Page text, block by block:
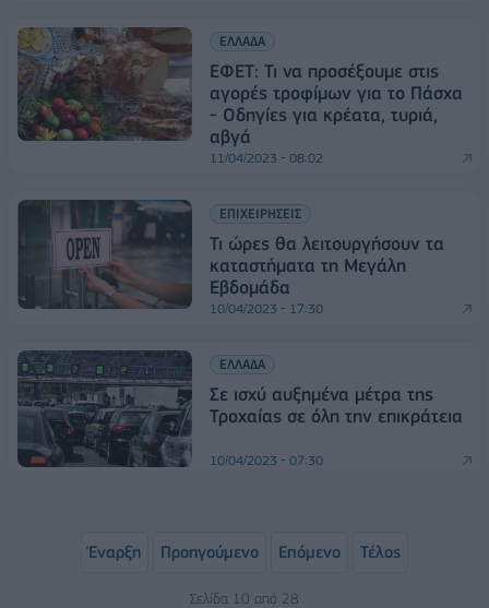
ΕΛΛΑΔΑ
ΕΦΕΤ: Τι να προσέξουμε στις
αγορές τροφίμων για το Πάσχα
- Οδηγίες για κρέατα, τυριά,
αβγά
11/04/2023 - 08:02
ΕΠΙΧΕΙΡΗΣΕΙΣ
Τι ώρες θα λειτουργήσουν τα
καταστήματα τη Μεγάλη
Εβδομάδα
10/04/2023 - 17:30
ΕΛΛΑΔΑ
Σε ισχύ αυξημένα μέτρα της
Τροχαίας σε όλη την επικράτεια
10/04/2023 - 07:30
Έναρξη Προηγούμενο Επόμενο Τέλος
Σελίδα 10 από 28